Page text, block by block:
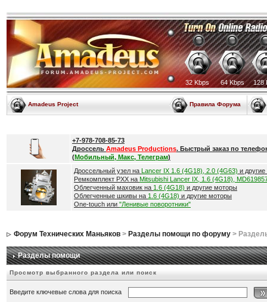
32 Kbps 64 Kbps 128
Amadeus Project Правила Форума
+7-978-708-85-73
Дроссель Amadeus Productions. Быстрый заказ по
(Мобильный, Макс, Телеграм)
Дроссельный узел на Lancer IX 1.6 (4G18), 2.0 (4G63) и
Ремкомплект РХХ на Mitsubishi Lancer IX, 1.6 (4G18),
Облегченный маховик на 1.6 (4G18) и другие моторы
Облегченные шкивы на 1.6 (4G18) и другие моторы
One-touch или "Ленивые поворотники"
Форум Технических Маньяков> Разделы помощи по форуму>
Разделы помощи
Просмотр выбранного раздела или поиск
Введите ключевые слова для поиска